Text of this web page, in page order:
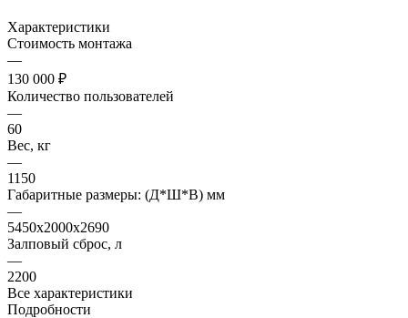
Характеристики
Стоимость монтажа
—
130 000 ₽
Количество пользователей
—
60
Вес, кг
—
1150
Габаритные размеры: (Д*Ш*В) мм
—
5450х2000х2690
Залповый сброс, л
—
2200
Все характеристики
Подробности